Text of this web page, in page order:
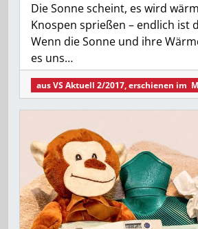
Die Sonne scheint, es wird
Knospen sprießen – endlich ist
Wenn die Sonne und ihre
es uns…
ausVS Aktuell 2/2017, erschienen im